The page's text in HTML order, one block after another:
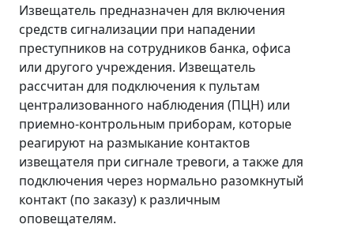
Извещатель предназначен для включения
средств сигнализации при нападении
преступников на сотрудников банка, офиса
или другого учреждения. Извещатель
рассчитан для подключения к пультам
централизованного наблюдения (ПЦН) или
приемно-контрольным приборам, которые
реагируют на размыкание контактов
извещателя при сигнале тревоги, а также для
подключения через нормально разомкнутый
контакт (по заказу) к различным
оповещателям.